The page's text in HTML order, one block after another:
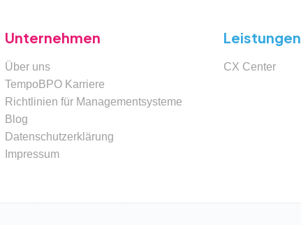
Unternehmen
Über uns
TempoBPO Karriere
Richtlinien für Managementsysteme
Blog
Datenschutzerklärung
Impressum
Leistungen
CX Center